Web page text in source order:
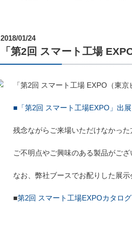
2018/01/24
「第2回 スマート工場
「第2回 スマート工場 EXPO（東
■「第2回 スマート工場EXPO」出
残念ながらご来場いただけなかっ
ご不明点やご興味のある製品がご
なお、弊社ブースでお配りした展
■第2回 スマート工場EXPOカタログ